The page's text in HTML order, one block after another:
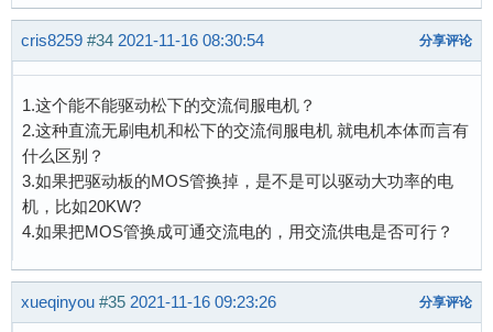
cris8259 #34 2021-11-16 08:30:54 分享评论
1.这个能不能驱动松下的交流伺服电机？
2.这种直流无刷电机和松下的交流伺服电机 就电机本体而言有
什么区别？
3.如果把驱动板的MOS管换掉，是不是可以驱动大功率的电
机，比如20KW?
4.如果把MOS管换成可通交流电的，用交流供电是否可行？
xueqinyou #35 2021-11-16 09:23:26 分享评论